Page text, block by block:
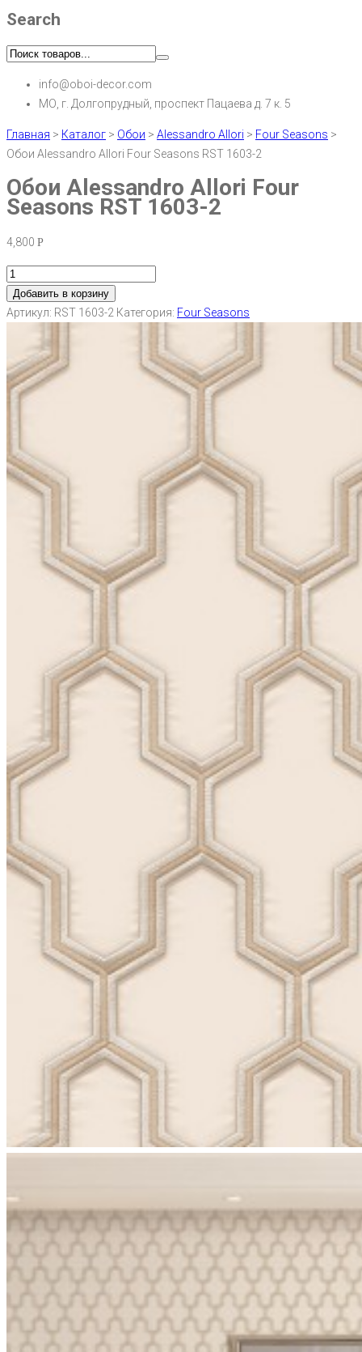
Search
info@oboi-decor.com
МО, г. Долгопрудный, проспект Пацаева д. 7 к. 5
Главная > Каталог > Обои > Alessandro Allori > Four Seasons >
Обои Alessandro Allori Four Seasons RST 1603-2
Обои Alessandro Allori Four
Seasons RST 1603-2
4,800 Р
Добавить в корзину
Артикул: RST 1603-2 Категория: Four Seasons